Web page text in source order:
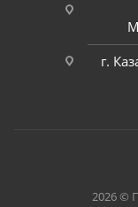
г.
2026 ©